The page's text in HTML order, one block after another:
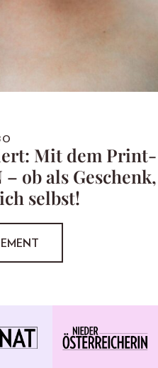
Mit dem Print-
ob als Geschenk,
selbst!